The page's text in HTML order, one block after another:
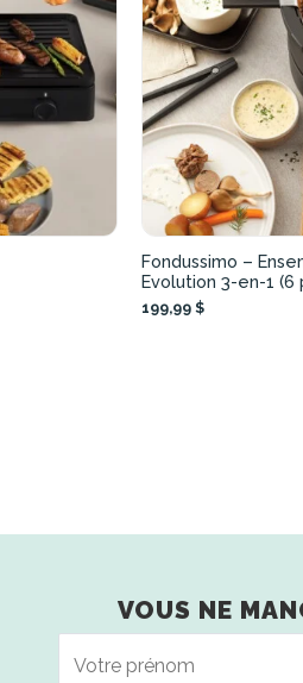
Fondussimo –
Evolution 3-en-1 (6
199,99 $
VOUS NE